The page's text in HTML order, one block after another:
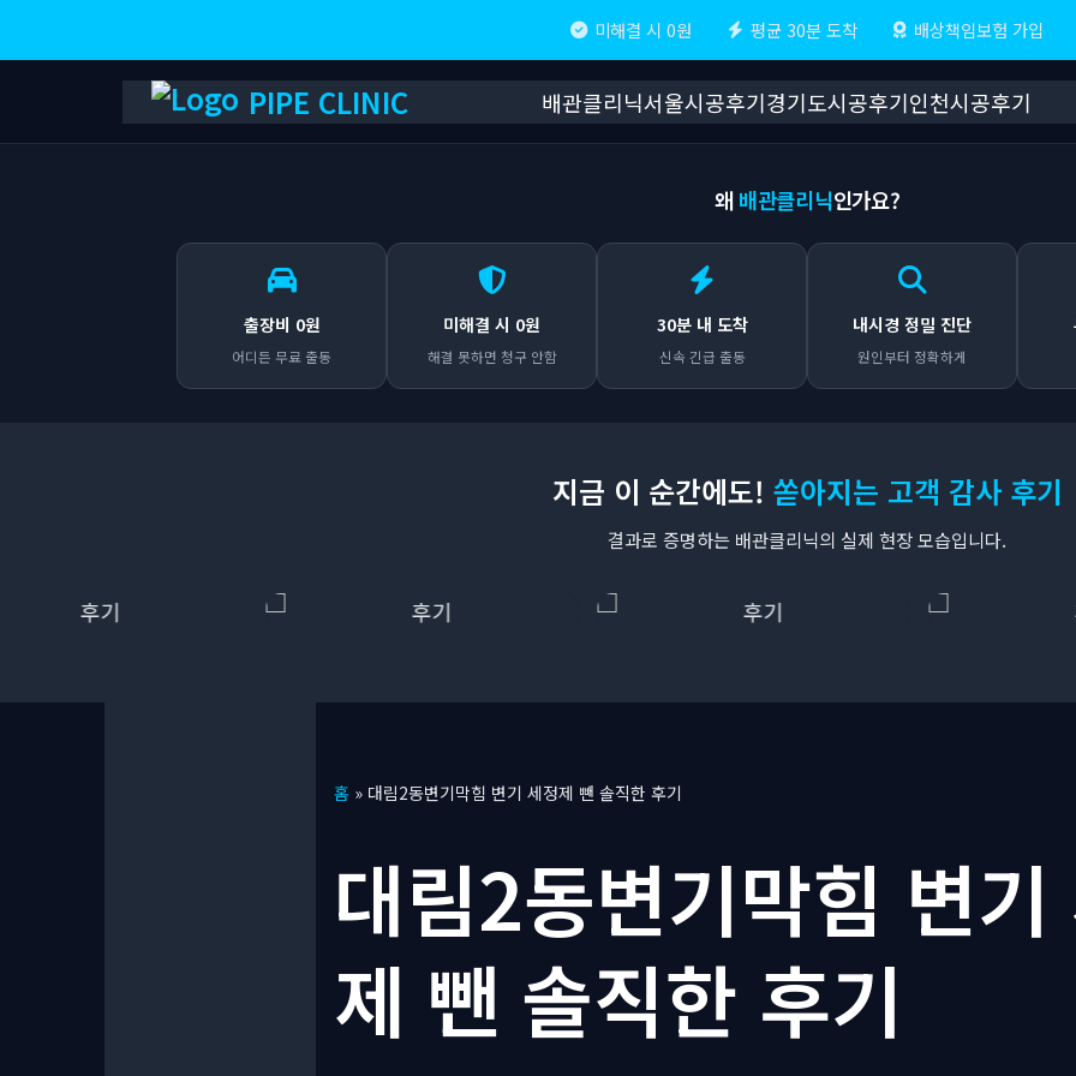
미해결 시 0원 평균 30분 도착 배상책임보험 가입
PIPE CLINIC 배관클리닉서울시공후기경기도시공후기인천시공후기
왜 배관클리닉인가요?
출장비 0원
어디든 무료 출동
미해결 시 0원
해결 못하면 청구 안함
30분 내 도착
신속 긴급 출동
내시경 정밀 진단
원인부터 정확하게
지금 이 순간에도! 쏟아지는 고객 감사 후기
결과로 증명하는 배관클리닉의 실제 현장 모습입니다.
홈 » 대림2동변기막힘 변기 세정제 뺀 솔직한 후기
대림2동변기막힘 변기
제 뺀 솔직한 후기